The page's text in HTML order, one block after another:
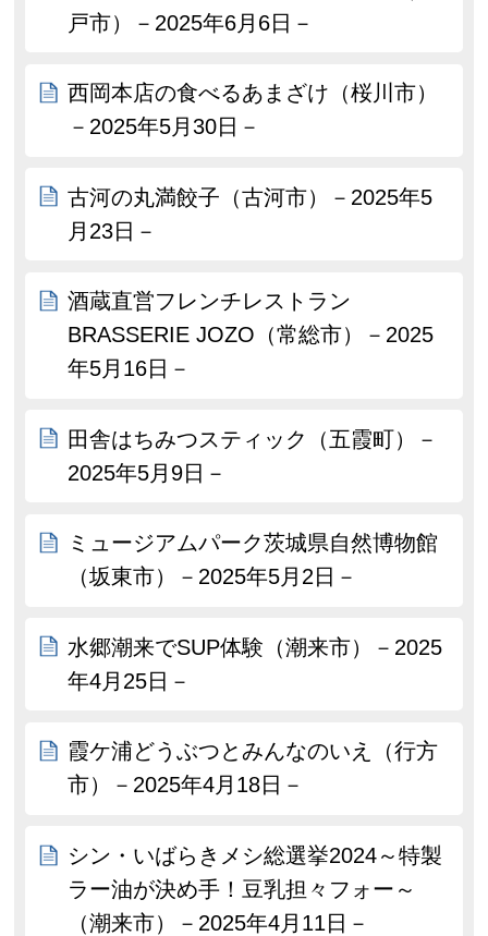
戸市）－2025年6月6日－
西岡本店の食べるあまざけ（桜川市）
－2025年5月30日－
古河の丸満餃子（古河市）－2025年5
月23日－
酒蔵直営フレンチレストラン
BRASSERIE JOZO（常総市）－2025
年5月16日－
田舎はちみつスティック（五霞町）－
2025年5月9日－
ミュージアムパーク茨城県自然博物館
（坂東市）－2025年5月2日－
水郷潮来でSUP体験（潮来市）－2025
年4月25日－
霞ケ浦どうぶつとみんなのいえ（行方
市）－2025年4月18日－
シン・いばらきメシ総選挙2024～特製
ラー油が決め手！豆乳担々フォー～
（潮来市）－2025年4月11日－